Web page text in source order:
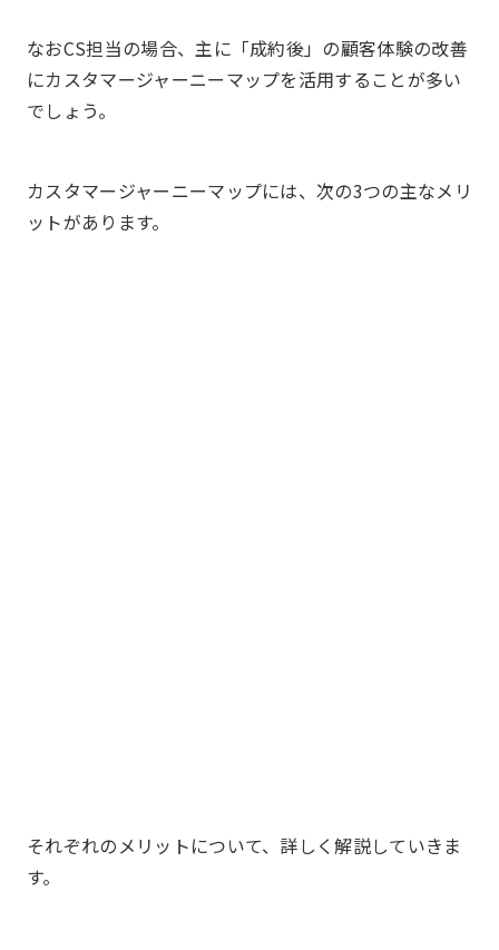
なおCS担当の場合、主に「成約後」の顧客体験の改善
にカスタマージャーニーマップを活用することが多い
でしょう。
カスタマージャーニーマップには、次の3つの主なメリ
ットがあります。
それぞれのメリットについて、詳しく解説していきま
す。